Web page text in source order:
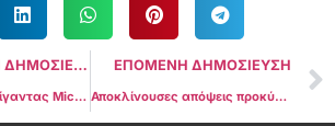
ΠΡΟΗΓΟΥΜΕΝΗ ΔΗΜΟΣΙΕΥΣΗ
Ο τεχνολογικός γίγαντας Microsoft συνεργάζεται με την Aptos για να εμβαθύνει στις ψηφιακές πληρωμές και τα ψηφιακά νομίσματα των κεντρικών τραπεζών (CBDCs)
ΕΠΟΜΕΝΗ ΔΗΜΟΣΙΕΥΣΗ
Αποκλίνουσες απόψεις προκύπτουν μεταξύ των ηγετών της Επιτροπής Χρηματοοικονομικών Υπηρεσιών της Βουλής των Αντιπροσώπων των ΗΠΑ όσον αφορά το PayPal Stablecoin